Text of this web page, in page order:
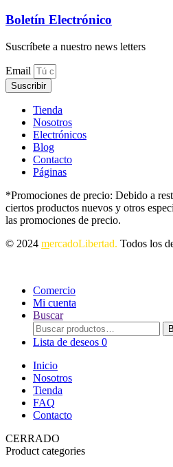
Boletín Electrónico
Suscríbete a nuestro news letters
Email
Suscribir
Tienda
Nosotros
Electrónicos
Blog
Contacto
Páginas
*Promociones de precio: Debido a
ciertos productos nuevos y otros
las promociones de precio.
© 2024 mercadoLibertad. Todos los
Comercio
Mi cuenta
Buscar
Buscar
por:
Lista de deseos 0
Inicio
Nosotros
Tienda
FAQ
Contacto
CERRADO
Product categories